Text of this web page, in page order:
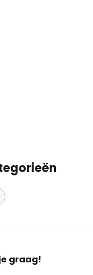
graag!